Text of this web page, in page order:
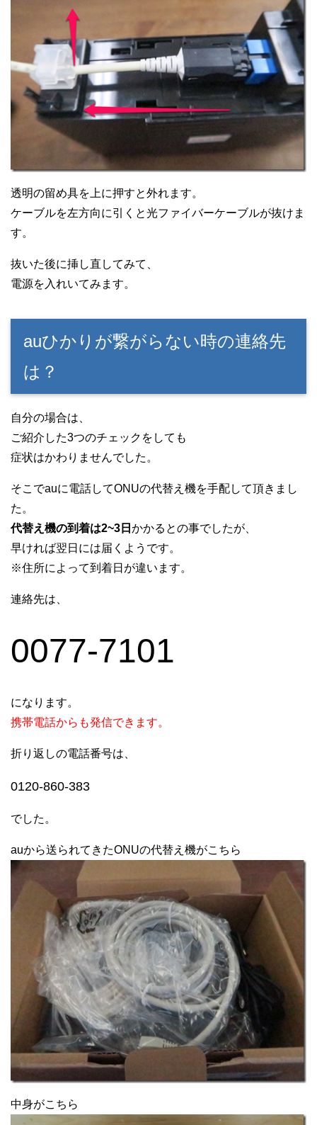
透明の留め具を上に押すと外れます。
ケーブルを左方向に引くと光ファイバーケーブルが抜けま
す。
抜いた後に挿し直してみて、
電源を入れいてみます。
auひかりが繋がらない時の連絡先
は？
自分の場合は、
ご紹介した3つのチェックをしても
症状はかわりませんでした。
そこでauに電話してONUの代替え機を手配して頂きまし
た。
代替え機の到着は2~3日 かかるとの事でしたが、
早ければ翌日には届くようです。
※住所によって到着日が違います。
連絡先は、
0077-7101
になります。
携帯電話からも発信できます。
折り返しの電話番号は、
0120-860-383
でした。
auから送られてきたONUの代替え機がこちら
中身がこちら